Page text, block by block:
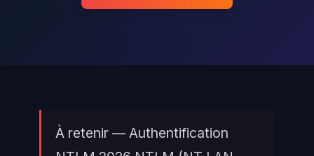
À retenir — Authentification